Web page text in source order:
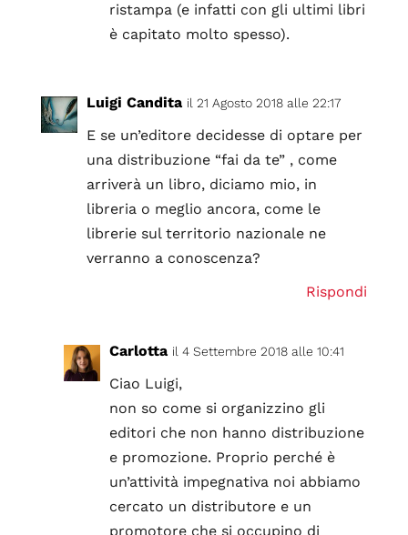
ristampa (e infatti con gli ultimi libri
è capitato molto spesso).
Luigi Candita il 21 Agosto 2018 alle 22:17
E se un’editore decidesse di optare per
una distribuzione “fai da te” , come
arriverà un libro, diciamo mio, in
libreria o meglio ancora, come le
librerie sul territorio nazionale ne
verranno a conoscenza?
Rispondi
Carlotta il 4 Settembre 2018 alle 10:41
Ciao Luigi,
non so come si organizzino gli
editori che non hanno distribuzione
e promozione. Proprio perché è
un’attività impegnativa noi abbiamo
cercato un distributore e un
promotore che si occupino di